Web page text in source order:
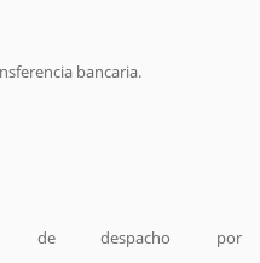
bancaria.
de despacho por